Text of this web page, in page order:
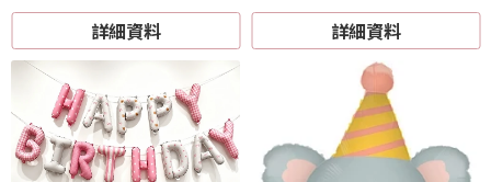
詳細資料
詳細資料